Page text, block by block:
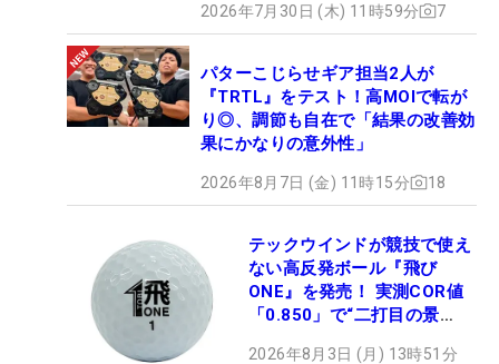
2026年7月30日 (木) 11時59分 7
パターこじらせギア担当2人が
『TRTL』をテスト！高MOIで転が
り◎、調節も自在で「結果の改善効
果にかなりの意外性」
2026年8月7日 (金) 11時15分 18
テックウインドが競技で使え
ない高反発ボール『飛び
ONE』を発売！ 実測COR値
「0.850」で“二打目の景
2026年8月3日 (月) 13時51分